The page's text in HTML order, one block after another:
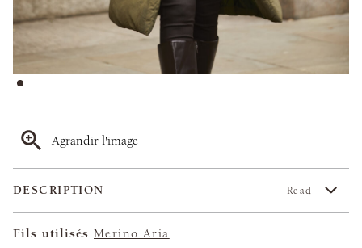
Agrandir l'image
DESCRIPTION Read
Fils utilisés Merino Aria